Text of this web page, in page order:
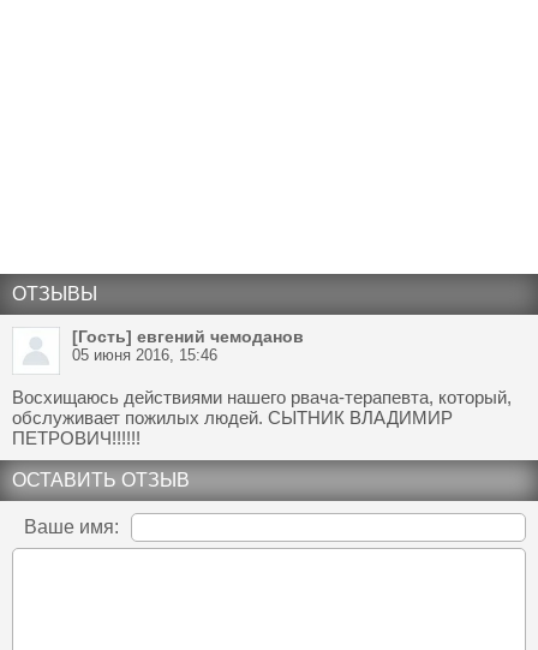
ОТЗЫВЫ
[Гость] евгений чемоданов
05 июня 2016, 15:46
Восхищаюсь действиями нашего рвача-терапевта, который,
обслуживает пожилых людей. СЫТНИК ВЛАДИМИР
ПЕТРОВИЧ!!!!!!
ОСТАВИТЬ ОТЗЫВ
Ваше имя: